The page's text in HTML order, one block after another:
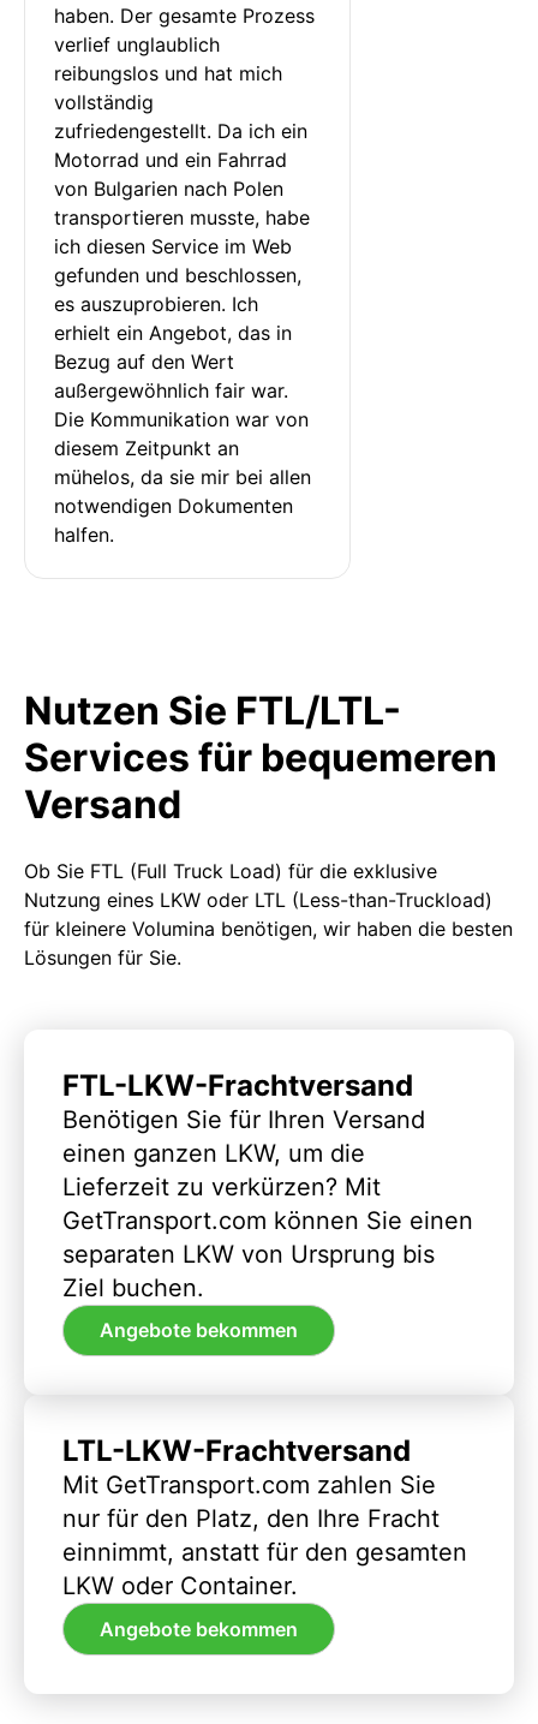
haben. Der gesamte Prozess
verlief unglaublich
reibungslos und hat mich
vollständig
zufriedengestellt. Da ich ein
Motorrad und ein Fahrrad
von Bulgarien nach Polen
transportieren musste, habe
ich diesen Service im Web
gefunden und beschlossen,
es auszuprobieren. Ich
erhielt ein Angebot, das in
Bezug auf den Wert
außergewöhnlich fair war.
Die Kommunikation war von
diesem Zeitpunkt an
mühelos, da sie mir bei allen
notwendigen Dokumenten
halfen.
Nutzen Sie FTL/LTL-
Services für bequemeren
Versand
Ob Sie FTL (Full Truck Load) für die exklusive
Nutzung eines LKW oder LTL (Less-than-Truckload)
für kleinere Volumina benötigen, wir haben die besten
Lösungen für Sie.
FTL-LKW-Frachtversand
Benötigen Sie für Ihren Versand
einen ganzen LKW, um die
Lieferzeit zu verkürzen? Mit
GetTransport.com können Sie einen
separaten LKW von Ursprung bis
Ziel buchen.
Angebote bekommen
LTL-LKW-Frachtversand
Mit GetTransport.com zahlen Sie
nur für den Platz, den Ihre Fracht
einnimmt, anstatt für den gesamten
LKW oder Container.
Angebote bekommen